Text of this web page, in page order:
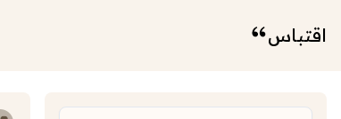
اقتباس